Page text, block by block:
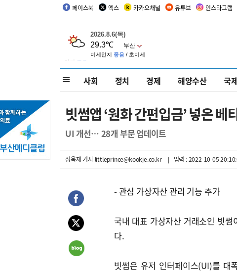
페이스북 엑스 카카오채널 유튜브 인스타그램
사회 정치 경제 해양수산 국
빗썸앱 ‘원화 간편입금’ 넣은 베
UI 개선… 28개 부문 업데이트
정옥재 기자littleprince@kookje.co.kr | 입력 : 2022-10-05
- 관심 가상자산 관리 기능 추가
국내 대표 가상자산 거래소인 빗
다.
빗썸은 유저 인터페이스(UI)를 대